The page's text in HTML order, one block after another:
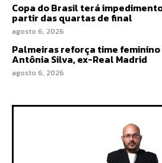
Copa do Brasil terá
partir das quartas de final
agosto 6, 2026
Palmeiras reforça time
Antônia Silva, ex-Real Madrid
agosto 6, 2026